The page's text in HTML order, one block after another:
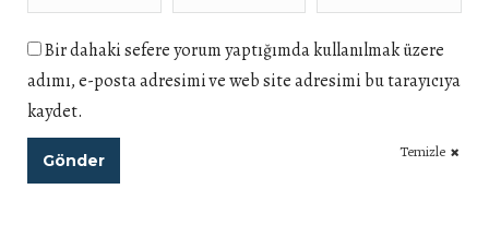
Bir dahaki sefere yorum yaptığımda kullanılmak üzere
adımı, e-posta adresimi ve web site adresimi bu tarayıcıya
kaydet.
Temizle
Gönder